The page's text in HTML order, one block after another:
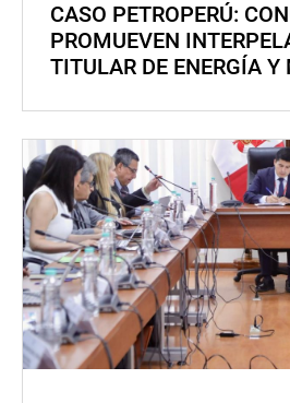
CASO PETROPERÚ:
PROMUEVEN
TITULAR DE ENERGÍA